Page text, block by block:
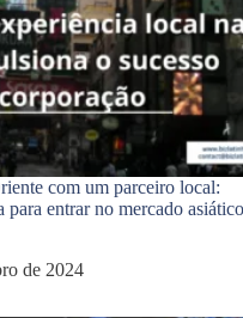
com um parceiro local:
para entrar no mercado
de 2024